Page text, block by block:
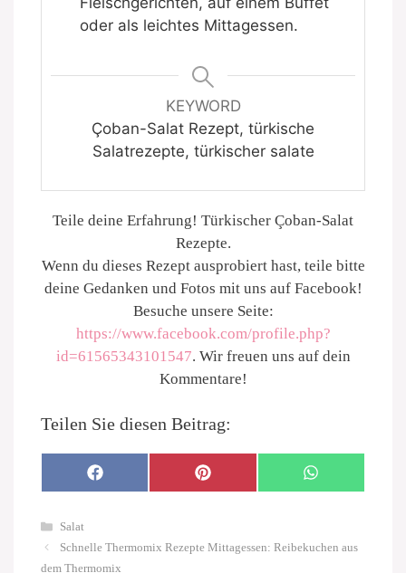
oder als leichtes Mittagessen.
KEYWORD
Çoban-Salat Rezept, türkische
Salatrezepte, türkischer salate
Teile deine Erfahrung! Türkischer Çoban-Salat
Rezepte.
Wenn du dieses Rezept ausprobiert hast, teile bitte
deine Gedanken und Fotos mit uns auf Facebook!
Besuche unsere Seite:
https://www.facebook.com/profile.php?
id=61565343101547. Wir freuen uns auf dein
Kommentare!
Teilen Sie diesen Beitrag:
SHARE
ON
F
A
O
SHARE
ON
P
I
E
SHARE
ON
W
H
P
Kategorien
Salat
Schnelle Thermomix Rezepte Mittagessen: Reibekuchen aus
dem Thermomix